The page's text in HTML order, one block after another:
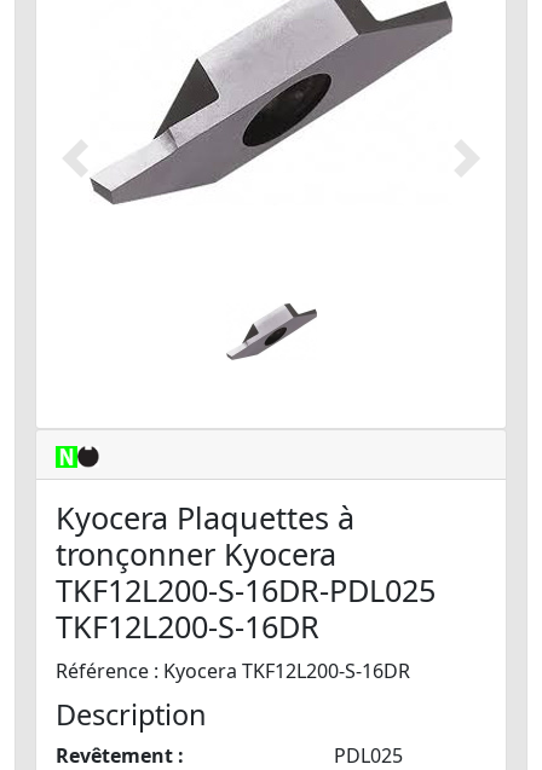
Précédent Suivant
Kyocera Plaquettes à
tronçonner Kyocera
TKF12L200-S-16DR-PDL025
TKF12L200-S-16DR
Référence : Kyocera TKF12L200-S-16DR
Description
Revêtement :
PDL025